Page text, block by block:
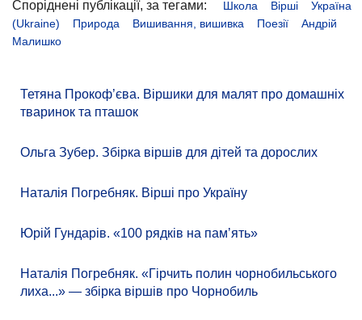
Споріднені публікації, за тегами: Школа Вірші
Україна
(Ukraine)
Природа Вишивання, вишивка Поезії
Андрій
Малишко
Тетяна Прокоф’єва. Віршики для малят про домашніх
тваринок та пташок
Ольга Зубер. Збірка віршів для дітей та дорослих
Наталія Погребняк. Вірші про Україну
Юрій Гундарів. «100 рядків на памʼять»
Наталія Погребняк. «Гірчить полин чорнобильського
лиха...» — збірка віршів про Чорнобиль